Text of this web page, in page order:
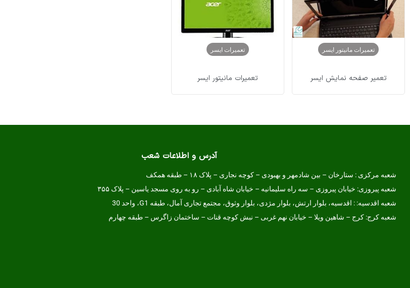
تعمیرات مانیتور ایسر
تعمیر صفحه نمایش ایسر
تعمیرات ایسر
تعمیرات مانیتور ایسر
آدرس و اطلاعات شعب
شعبه مرکزی : ستارخان – بین شادمهر و بهبودی – کوچه نجاری – پلاک ۱۸ – طبقه همکف
شعبه پیروزی: خیابان پیروزی – سه راه سلیمانیه – خیابان شاه آبادی – رو به روی مسجد یاسین – پلاک ۳۵۵
شعبه اقدسیه: : اقدسیه، بلوار ارتش، بلوار مژدی، بلوار وثوق، مجتمع تجاری آمال، طبقه G1، واحد 30
شعبه کرج: کرج – شاهین ویلا – خیابان نهم غربی – نبش کوچه قنات – ساختمان زاگرس – طبقه چهارم